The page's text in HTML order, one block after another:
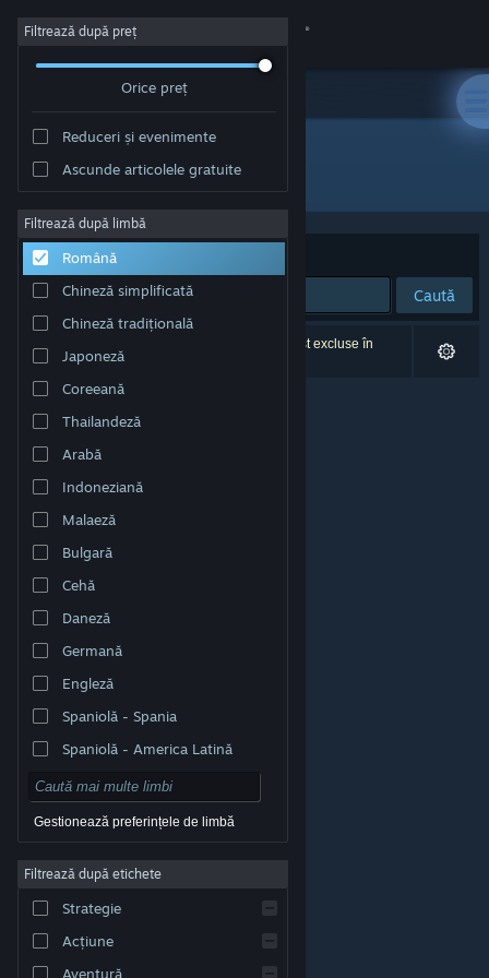
Conectează-te
Despre
Asistență
Schimbă limba
Vezi site în versiunea pentru desktop
© Valve Corporation. Toate drepturile rezervate. Toate
respectivi în SUA și celelalte țări.
Acordul Steam pentru abonați
Cookie-uri
Filtrează după preț
Orice preț
Reduceri și evenimente
Ascunde articolele gratuite
Filtrează după limbă
Română
Chineză simplificată
Chineză tradițională
Japoneză
Coreeană
Thailandeză
Arabă
Indoneziană
Malaeză
Bulgară
Cehă
Daneză
Germană
Engleză
Spaniolă - Spania
Spaniolă - America Latină
Gestionează preferințele de limbă
Filtrează după etichete
Strategie
Acțiune
Aventură
Dezvoltator: MadoWorks
Sortează după
Caută
0 rezultate corespund căutării tale. 2 titluri au fost excluse în
funcție de preferințele tale.